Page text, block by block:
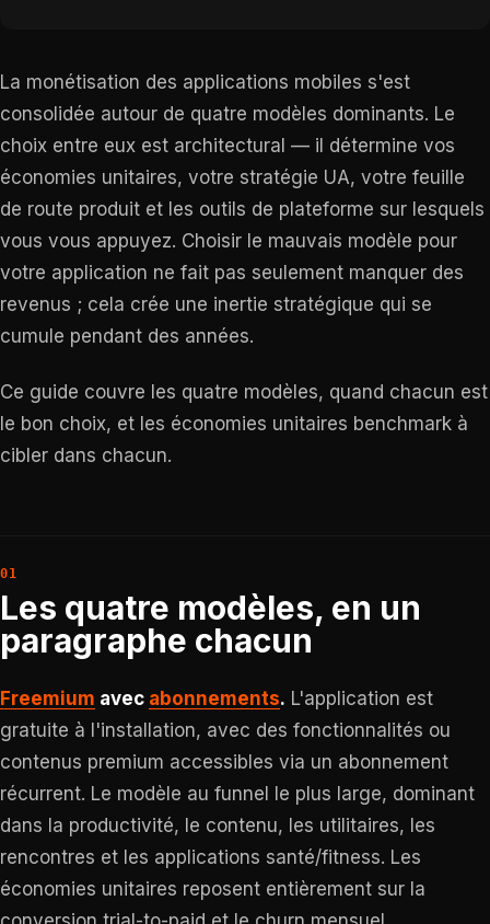
La monétisation des applications mobiles s'est
consolidée autour de quatre modèles dominants. Le
choix entre eux est architectural — il détermine vos
économies unitaires, votre stratégie UA, votre feuille
de route produit et les outils de plateforme sur lesquels
vous vous appuyez. Choisir le mauvais modèle pour
votre application ne fait pas seulement manquer des
revenus ; cela crée une inertie stratégique qui se
cumule pendant des années.
Ce guide couvre les quatre modèles, quand chacun est
le bon choix, et les économies unitaires benchmark à
cibler dans chacun.
Les quatre modèles, en un
paragraphe chacun
Freemium avec abonnements. L'application est
gratuite à l'installation, avec des fonctionnalités ou
contenus premium accessibles via un abonnement
récurrent. Le modèle au funnel le plus large, dominant
dans la productivité, le contenu, les utilitaires, les
rencontres et les applications santé/fitness. Les
économies unitaires reposent entièrement sur la